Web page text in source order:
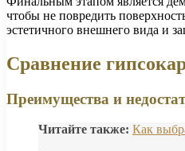
чтобы не повредить
эстетичного внешнего вида и
Сравнение
Преимущества и
Читайте также: Как